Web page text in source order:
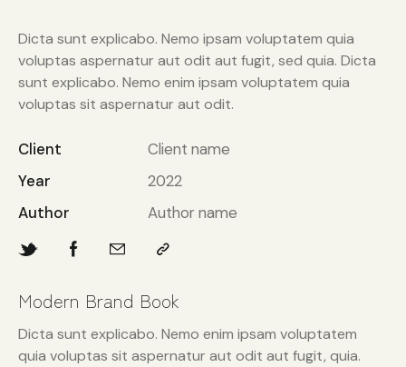
Dicta sunt explicabo. Nemo ipsam voluptatem quia
voluptas aspernatur aut odit aut fugit, sed quia. Dicta
sunt explicabo. Nemo enim ipsam voluptatem quia
voluptas sit aspernatur aut odit.
Client
Client name
Year
2022
Author
Author name
Modern Brand Book
Dicta sunt explicabo. Nemo enim ipsam voluptatem
quia voluptas sit aspernatur aut odit aut fugit, quia.